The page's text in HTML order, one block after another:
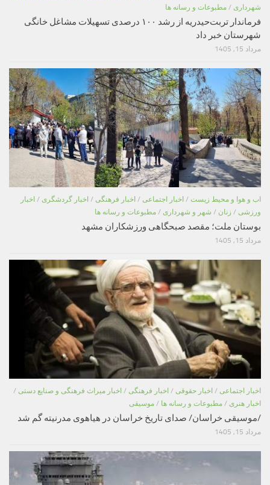
شهرداری / مطبوعات و رسانه ها
فرماندار تربت‌حیدریه از رشد ۱۰۰ درصدی تسهیلات مشاغل خانگی
شهرستان خبر داد
مرداد 15, 1405
اب و هوا و محیط زیست / اخبار اجتماعی / اخبار فرهنگی / اخبار گردشگری / اخبار
ورزشی / زنان / شهر و شهرداری / مطبوعات و رسانه ها
بوستان ملت؛ مقصد صبحگاهی ورزشکاران مشهد
مرداد 15, 1405
اخبار اجتماعی / اخبار حقوقی / اخبار فرهنگی / اخبار میراث فرهنگی و صنایع دستی /
اخبار هنری / مطبوعات و رسانه ها / موسیقی
/موسیقی خراسان/ صدای تاریخ خراسان در هیاهوی مدرنیته گم شد
مرداد 15, 1405